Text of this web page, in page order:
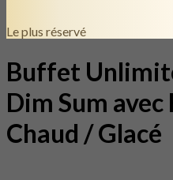
Le plus réservé
Buffet
Dim Sum
Chaud / Glacé